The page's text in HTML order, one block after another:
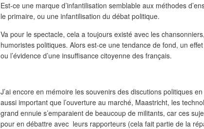
Est-ce une marque d’infantilisation semblable aux méthodes
le primaire, ou une infantilisation du débat politique.
Va pour le spectacle, cela a toujours existé avec les
humoristes politiques. Alors est-ce une tendance de fond, un
ou l’évidence d’une insuffisance citoyenne des français.
J’ai encore en mémoire les souvenirs des discutions politiques
aussi important que l’ouverture au marché, Maastricht, les
grand ennuie s’emparaient de beaucoup de militants, car ces
pour en débattre avec leurs rapporteurs (cela fait partie de la